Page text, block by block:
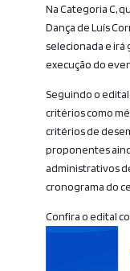
Na Categoria C,
Dança de Luís
selecionada e irá
execução do
Seguindo o
critérios como
critérios de
proponentes
administrativos
cronograma do
Confira o edital